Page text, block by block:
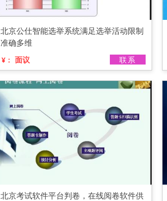
北京公仕智能选举系统满足选举活动限制
准确多维
¥： 面议 联系
北京考试软件平台判卷，在线阅卷软件供